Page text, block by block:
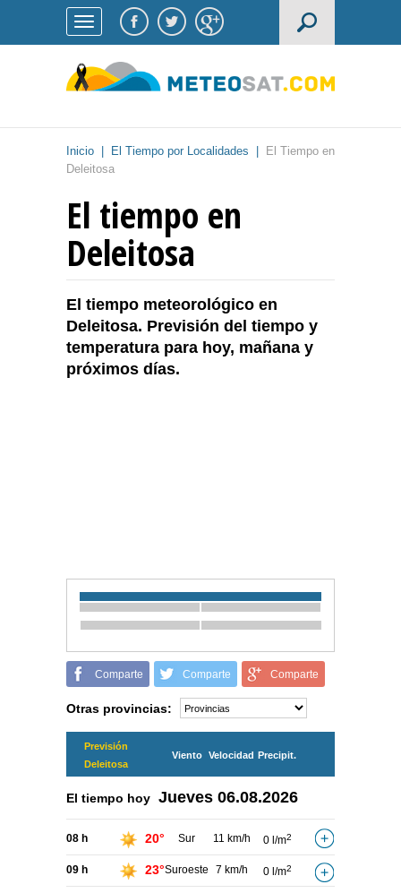
Inicio El Tiempo por Localidades
El Tiempo en
Deleitosa
El tiempo en
Deleitosa
El tiempo meteorológico en
Deleitosa. Previsión del tiempo y
temperatura para hoy, mañana y
próximos días.
Comparte Comparte Comparte
Otras provincias:
Previsión
Deleitosa
Viento Velocidad Precipit.
El tiempo hoy Jueves 06.08.2026
08 h 20° Sur 11 km/h 0 l/m2
09 h 23°Suroeste 7 km/h 0 l/m2